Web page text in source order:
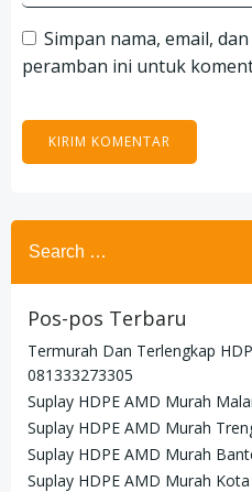
Simpan nama, email,
peramban ini untuk
Search
for:
Pos-pos Terbaru
Termurah Dan Terlengkap
081333273305
Suplay HDPE AMD Murah
Suplay HDPE AMD Murah
Suplay HDPE AMD Murah
Suplay HDPE AMD Murah